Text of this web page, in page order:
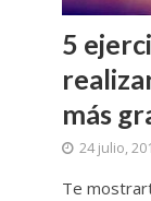
5
más
24 julio,
Te